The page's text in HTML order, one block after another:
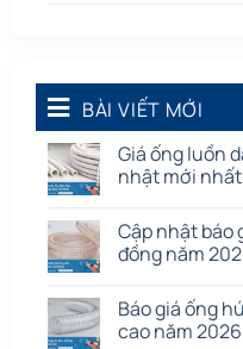
Quạt dân dụng
Tấm cao su
BÀI VIẾT MỚI
Giá ống luồn
nhật mới
Cập nhật báo
đồng năm
Báo giá ống
cao năm 2026